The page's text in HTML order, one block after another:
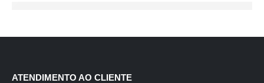
ATENDIMENTO AO CLIENTE